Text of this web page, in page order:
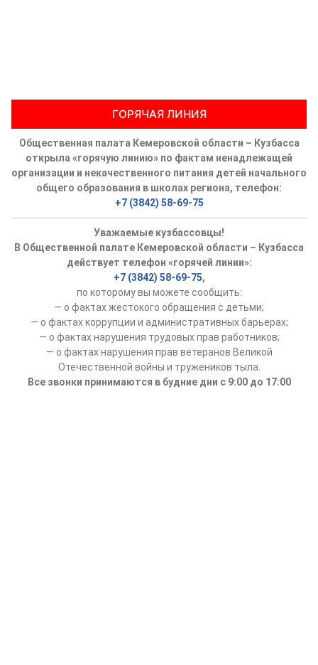
ГОРЯЧАЯ ЛИНИЯ
Общественная палата Кемеровской области – Кузбасса
открыла «горячую линию» по фактам ненадлежащей
организации и некачественного питания детей начального
общего образования в школах региона, телефон:
+7 (3842) 58-69-75
Уважаемые кузбассовцы!
В Общественной палате Кемеровской области – Кузбасса
действует телефон «горячей линии»:
+7 (3842) 58-69-75,
по которому вы можете сообщить:
— о фактах жестокого обращения с детьми;
— о фактах коррупции и административных барьерах;
— о фактах нарушения трудовых прав работников;
— о фактах нарушения прав ветеранов Великой
Отечественной войны и тружеников тыла.
Все звонки принимаются в будние дни с 9:00 до 17:00